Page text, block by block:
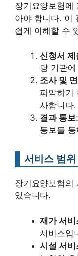
장기요양보험에
아야 합니다. 이
쉽게 이해할 수
신청서 제
당 기관
조사 및
파악하기
사합니다.
결과 통보
통보를
서비스 범위
장기요양보험의
있습니다.
재가 서비
서비스입
시설 서비